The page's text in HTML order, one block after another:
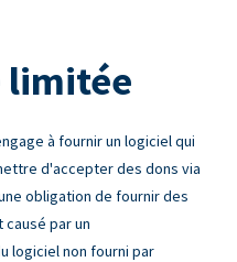
limitée
à fournir un logiciel qui
d'accepter des dons via
obligation de fournir des
par un
logiciel non fourni par